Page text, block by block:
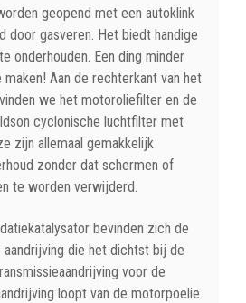
geopend met een autoklink
door gasveren. Het biedt handige
onderhouden. Een ding minder
Aan de rechterkant van het
we het motoroliefilter en de
cyclonische luchtfilter met
zijn allemaal gemakkelijk
zonder dat schermen of
te worden verwijderd.
bevinden zich de
die het dichtst bij de
voor de
loopt van de motorpoelie